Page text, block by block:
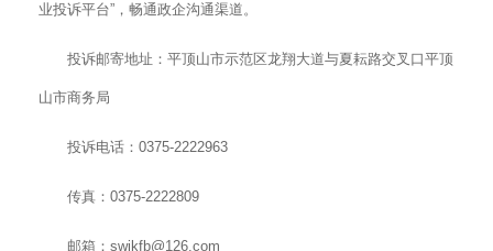
业投诉平台”，畅通政企沟通渠道。
投诉邮寄地址：平顶山市示范区龙翔大道与夏耘路交叉口平顶
山市商务局
投诉电话：0375-2222963
传真：0375-2222809
邮箱：swjkfb@126.com